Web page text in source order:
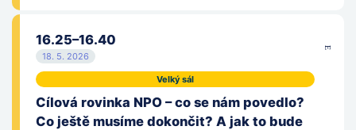
16.25–16.40
18. 5. 2026
Velký sál
Cílová rovinka NPO – co se nám povedlo?
Co ještě musíme dokončit? A jak to bude